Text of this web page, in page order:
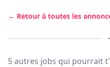
← Retour à toutes les
5 autres jobs qui pourrait